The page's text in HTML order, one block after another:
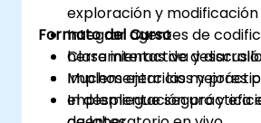
exploración y
Integrar agentes de
herramientas de desarrollo
Implementar las mejores
el despliegue seguro y
Formato del Curso
Clase interactiva y
Muchos ejercicios y
Implementación práctica